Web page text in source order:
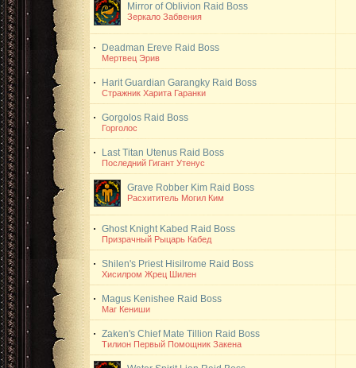
Mirror of Oblivion Raid Boss
Зеркало Забвения
Deadman Ereve Raid Boss
Мертвец Эрив
Harit Guardian Garangky Raid Boss
Стражник Харита Гаранки
Gorgolos Raid Boss
Горголос
Last Titan Utenus Raid Boss
Последний Гигант Утенус
Grave Robber Kim Raid Boss
Расхититель Могил Ким
Ghost Knight Kabed Raid Boss
Призрачный Рыцарь Кабед
Shilen's Priest Hisilrome Raid Boss
Хисилром Жрец Шилен
Magus Kenishee Raid Boss
Маг Кениши
Zaken's Chief Mate Tillion Raid Boss
Тилион Первый Помощник Закена